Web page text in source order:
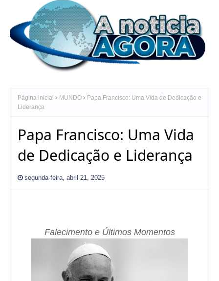
Página inicial MUNDO
Papa Francisco: Uma Vida de Dedicação e
Liderança
Papa Francisco: Uma Vida
de Dedicação e Liderança
segunda-feira, abril 21, 2025
Falecimento e Últimos Momentos